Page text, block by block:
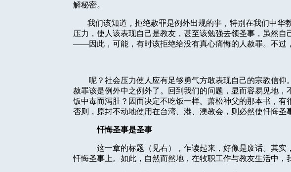
解秘密。
我们该知道，拒绝赦罪是例外出规的事，特别在我们中华
压力，使人该表现自己是教友，甚至该勉强去领圣事，虽然
——因此，可能，有时该拒绝给没有真心痛悔的人赦罪。不过
呢？社会压力使人应有足够勇气方敢表现自己的宗教信
赦罪该是例外中之例外了。回到我们的问题，显而容易见地
饭中毒而泻肚？因而决定不吃饭一样。萧松神父的那本书，
否则，原封不动地使用在台湾、港、澳教会，则必然使忏悔圣
忏悔圣事是圣事
这一章的标题（见右），乍读起来，好像是废话。其
忏悔圣事上。如此，自然而然地，在牧职工作与教友生活中，